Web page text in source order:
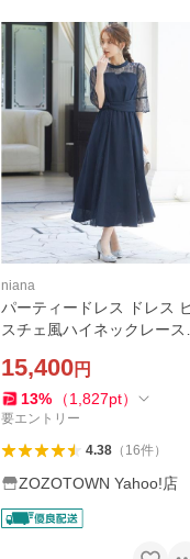
niana
パーティードレス ドレス
スチェ風ハイネックレース
15,400円
13% （1,827pt）
要エントリー
4.38（ 16件）
ZOZOTOWN Yahoo!店